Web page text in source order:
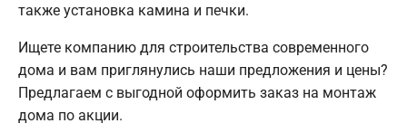
также установка камина и печки.
Ищете компанию для строительства современного
дома и вам приглянулись наши предложения и цены?
Предлагаем с выгодной оформить заказ на монтаж
дома по акции.